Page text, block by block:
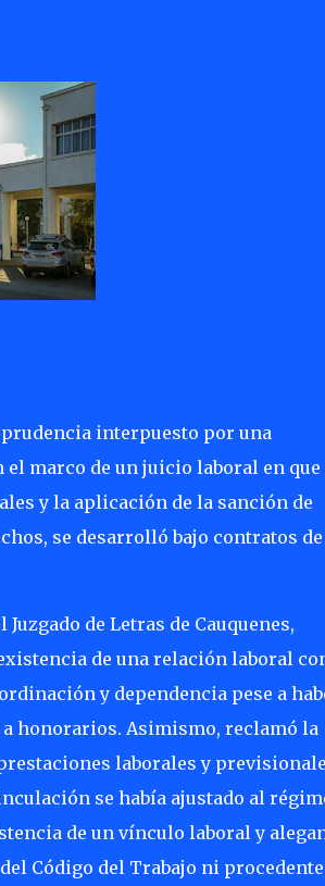
interpuesto por una
marco de un juicio laboral en que
y la aplicación de la sanción de
se desarrolló bajo contratos de
de Letras de Cauquenes,
de una relación laboral
y dependencia pese a
honorarios. Asimismo, reclamó la
laborales y
se había ajustado al
de un vínculo laboral y
Código del Trabajo ni